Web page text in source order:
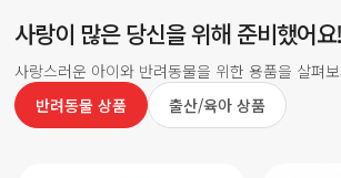
사랑이 많은 당신을 위해 준비했어요!
사랑스러운 아이와 반려동물을 위한 용품을 살펴
반려동물 상품
출산/육아 상품